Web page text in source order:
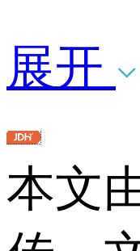
展开
本文